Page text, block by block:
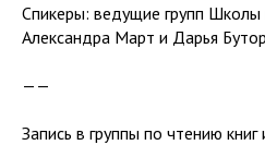
Спикеры: ведущие групп Школы
Александра Март и Дарья
——
Запись в группы по чтению книг